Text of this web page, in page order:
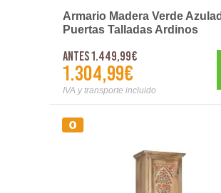
Armario Madera Verde
Puertas Talladas Ardinos
Antes 1.449,99€
1.304,99€
IVA y transporte incluido